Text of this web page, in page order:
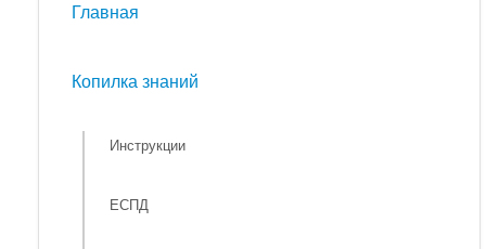
Главная
Копилка знаний
Инструкции
ЕСПД